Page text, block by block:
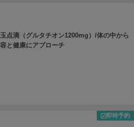
点滴（グルタチオン1200mg）/体の中から
と健康にアプローチ
即時予約